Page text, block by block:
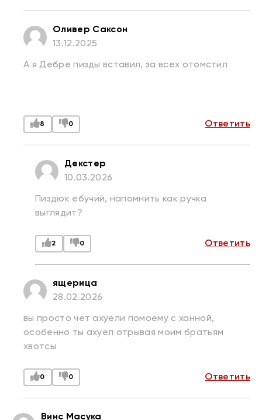
Оливер Саксон
13.12.2025
А я Дебре пизды вставил, за всех отомстил
8 0 Ответить
Декстер
10.03.2026
Пиздюк ебучий, напомнить как ручка
выглядит?
2 0 Ответить
ящерица
28.02.2026
вы просто чет ахуели помоему с ханной,
особенно ты ахуел отрывая моим братьям
хвотсы
0 0 Ответить
Винс Масука